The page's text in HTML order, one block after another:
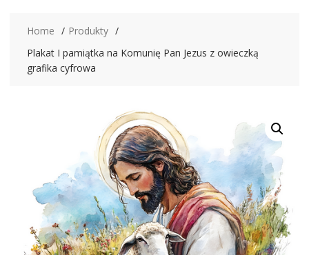
Home
Produkty
Plakat I pamiątka na Komunię Pan Jezus z owieczką
grafika cyfrowa